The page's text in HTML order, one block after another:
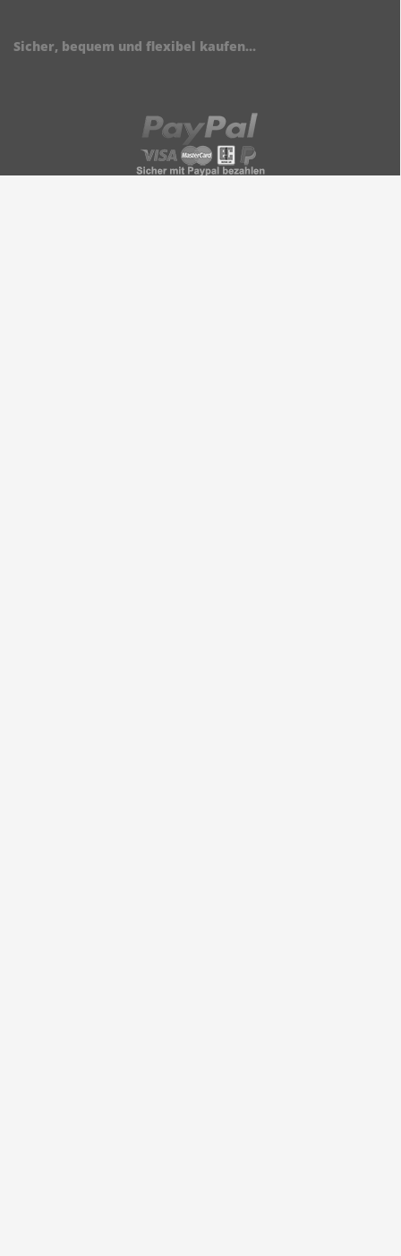
Sicher, bequem und flexibel kaufen...